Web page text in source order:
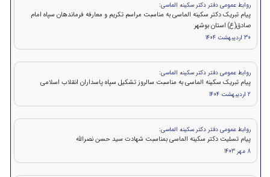
روابط عمومی دفتر دکتر سکینه الماسی:
پیام تبریک دکتر سکینه الماسی به مناسبت مراسم تکریم و معارفه فرماندهان سپاه امام
صادق(ع) استان بوشهر
30 اردیبهشت 1404
روابط عمومی دفتر دکتر سکینه الماسی:
پیام تبریک سکینه الماسی به مناسبت سالروز تشکیل سپاه پاسداران انقلاب اسلامی
2 اردیبهشت 1404
روابط عمومی دفتر دکتر سکینه الماسی:
پيام تسلیت دکتر سکینه الماسی بمناسبت شهادت سید حسن نصرالله
8 مهر 1403